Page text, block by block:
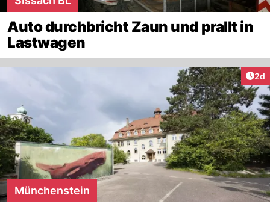
Auto durchbricht Zaun und prallt in
Lastwagen
2d
Münchenstein